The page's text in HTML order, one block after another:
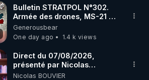
Bulletin STRATPOL N°302.
Armée des drones, MS-21 en
série, missiles coréens.
07.08.2026.
Generousbear
One day ago
1.4 k views
Direct du 07/08/2026,
présenté par Nicolas
BOUVIER
Nicolas BOUVIER